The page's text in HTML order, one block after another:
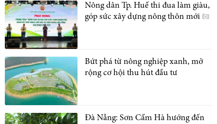
Nông dân Tp. Huế thi đua làm giàu,
góp sức xây dựng nông thôn mới
Bứt phá từ nông nghiệp xanh, mở
rộng cơ hội thu hút đầu tư
Đà Nẵng: Sơn Cẩm Hà hướng đến